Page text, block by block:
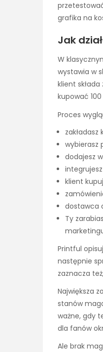
grafika na
Jak
W
wystawia w
klient
kupować
Proces
wybierasz
dodajesz
klient
dostawca
Ty
Printful
następnie
zaznacza
Największa
stanów
ważne, gdy
dla fanów
Ale brak